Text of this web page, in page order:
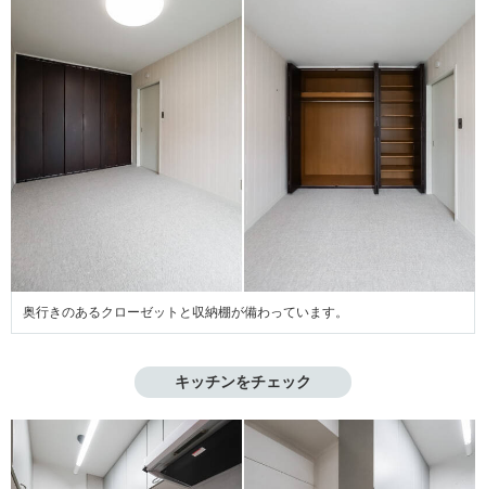
奥行きのあるクローゼットと収納棚が備わっています。
キッチンをチェック